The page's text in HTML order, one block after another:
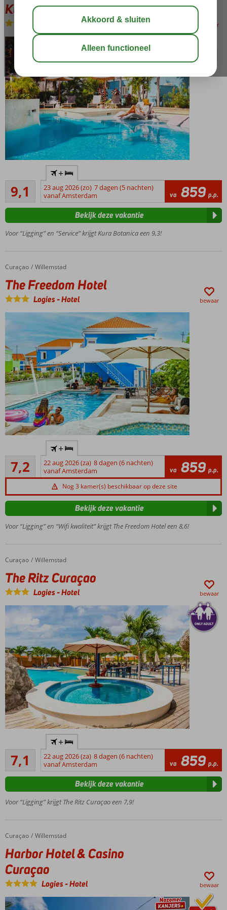
Kura Botanica
Logies en ontbijt-Hotel bewaar
boutique
hotel
Midden in
Luxe
elk met
karakter
Persoonlijke
service en
gastvrijheid
hotel;
leeftijd
18 jaar
9,1Uitstekend
240
beoordelingen
+
23 aug 2026 (zo) 7 dagen (5 nachten)
vanaf Amsterdam
va 859 p.p.
Voor “Ligging” en “Service” krijgt Kura Botanica een 9,3!
Bekijk deze vakantie
Home
Curaçao Willemstad
The Freedom Hotel
The Freedom Hotel
Logies-Hotel bewaar
budget
reiziger
en de
nomad!
In 2025
volledig
Ideale
uitvalsbasis
workcation
Midden in
Otrobanda,
het
kleurrijke
hart van
Willemstad
Logies
en
ontbijt
ook
mogelijk
7,2
Voldoende/goed
97
beoordelingen
+
22 aug 2026 (za) 8 dagen (6 nachten)
vanaf Amsterdam
va 859 p.p.
Nog 3 kamer(s) beschikbaar op deze site
Voor “Ligging” en “Wifi kwaliteit” krijgt The Freedom Hotel een 8,6!
Bekijk deze vakantie
Home
Curaçao Willemstad
The Ritz Curaçao
The Ritz Curaçao
Logies-Hotel bewaar
Karakteristiek
historie
Ideale
locatie
en
Urban
Beach
Adult:
min.
16 jaar
7,1Voldoende/goed
288
beoordelingen
+
22 aug 2026 (za) 8 dagen (6 nachten)
vanaf Amsterdam
va 859 p.p.
Voor “Ligging” krijgt The Ritz Curaçao een 7,9!
Bekijk deze vakantie
Home
Curaçao Willemstad
Harbor Hotel & Casino Curaçao
Harbor Hotel & Casino
Curaçao
Logies-Hotel bewaar